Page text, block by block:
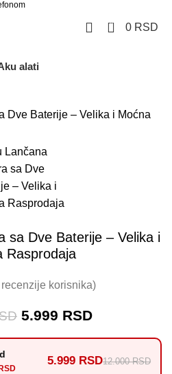
0 0 RSD
alati
sa Dve Baterije – Velika i
Rasprodaja
recenzije korisnika)
5.999 RSD
5.999 RSD12.000 RSD